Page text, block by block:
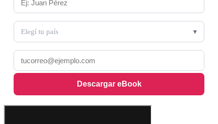
Elegí tu país
Descargar eBook